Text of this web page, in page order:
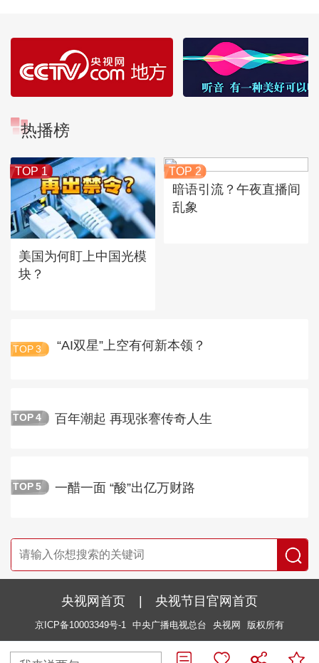
热播榜
TOP 1
美国为何盯上中国光模
块？
TOP 2
暗语引流？午夜直播间
乱象
TOP 3 “AI双星”上空有何新本领？
TOP 4 百年潮起 再现张謇传奇人生
TOP 5 一醋一面 “酸”出亿万财路
央视网首页 | 央视节目官网首页
京ICP备10003349号-1 中央广播电视总台 央视网 版权所有